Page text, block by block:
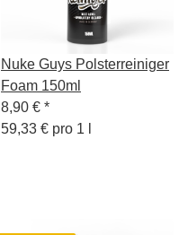
Nuke Guys Polsterreiniger
Foam 150ml
8,90 € *
59,33 € pro 1 l